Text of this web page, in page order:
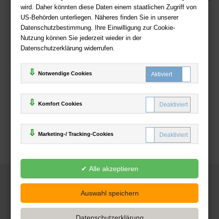
wird. Daher könnten diese Daten einem staatlichen Zugriff von
US-Behörden unterliegen. Näheres finden Sie in unserer
Datenschutzbestimmung. Ihre Einwilligung zur Cookie-
Nutzung können Sie jederzeit wieder in der
Datenschutzerklärung widerrufen.
Notwendige Cookies
Komfort Cookies
Marketing-/ Tracking-Cookies
Zahlweisen
Deutsche-Buchhandlung.de
www.deutsche-buchhandlung.de ist ein Angebot der
Handelsgesellschaft mbH
Powered by Inooga